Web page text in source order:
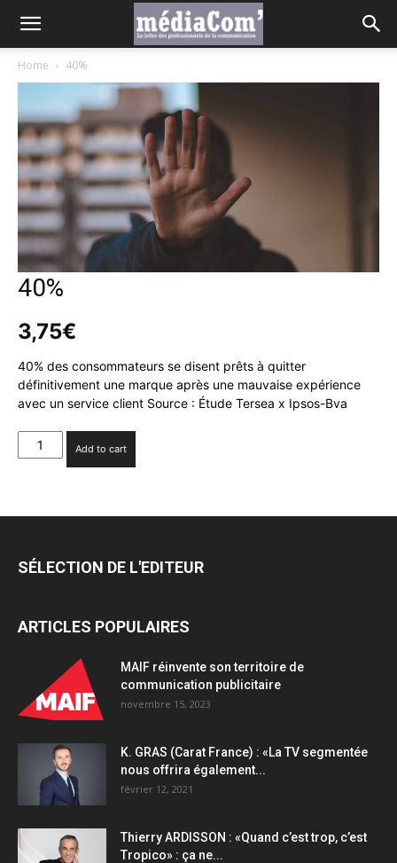
Home 40%
40%
3,75€
40% des consommateurs se disent prêts à quitter
définitivement une marque après une mauvaise expérience
avec un service client Source : Étude Tersea x Ipsos-Bva
40%
quantity
Add to cart
SÉLECTION DE L'EDITEUR
ARTICLES POPULAIRES
MAIF réinvente son territoire de
communication publicitaire
novembre 15, 2023
K. GRAS (Carat France) : «La TV segmentée
nous offrira également...
février 12, 2021
Thierry ARDISSON : «Quand c’est trop, c’est
Tropico» : ça ne...